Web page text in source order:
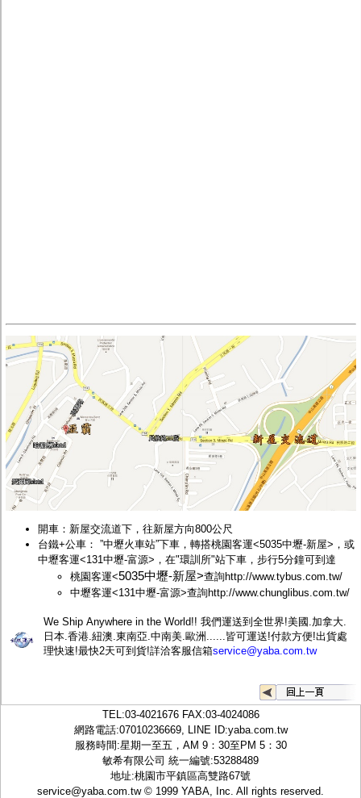
開車：新屋交流道下，往新屋方向800公尺
台鐵+公車： ”中壢火車站”下車，轉搭桃園客運<5035中壢-新屋>，或
中壢客運<131中壢-富源>，在"環訓所"站下車，步行5分鐘可到達
桃園客運<5035中壢-新屋>查詢http://www.tybus.com.tw/
中壢客運<131中壢-富源>查詢http://www.chunglibus.com.tw/
We Ship Anywhere in the World!! 我們運送到全世界!美國.加拿大.
日本.香港.紐澳.東南亞.中南美.歐洲......皆可運送!付款方便!出貨處
理快速!最快2天可到貨!詳洽客服信箱service@yaba.com.tw
TEL:03-4021676FAX:03-4024086
網路電話:07010236669, LINE ID:yaba.com.tw
服務時間:星期一至五，AM 9：30至PM 5：30
敏希有限公司 統一編號:53288489
地址:桃園市平鎮區高雙路67號
service@yaba.com.tw© 1999 YABA, Inc. All rights reserved.